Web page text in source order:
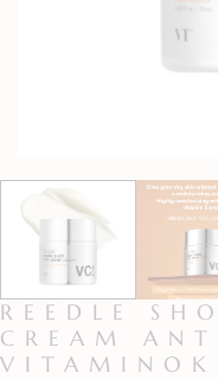
REEDLE
CREAM